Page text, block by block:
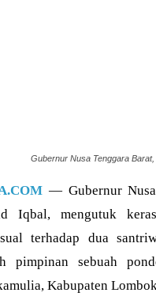
Gubernur Nusa Tenggara
— Gubernur
Iqbal, mengutuk
terhadap dua
pimpinan sebuah
Kabupaten